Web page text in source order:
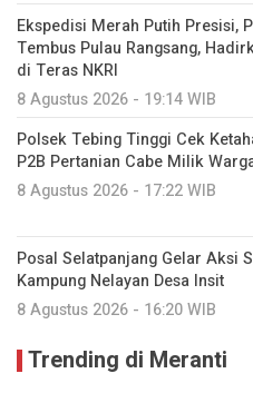
Ekspedisi Merah Putih Presisi,
Tembus Pulau Rangsang,
di Teras NKRI
8 Agustus 2026 - 19:14 WIB
Polsek Tebing Tinggi Cek
P2B Pertanian Cabe Milik
8 Agustus 2026 - 17:22 WIB
Posal Selatpanjang Gelar Aksi
Kampung Nelayan Desa Insit
8 Agustus 2026 - 16:20 WIB
Trending di Meranti